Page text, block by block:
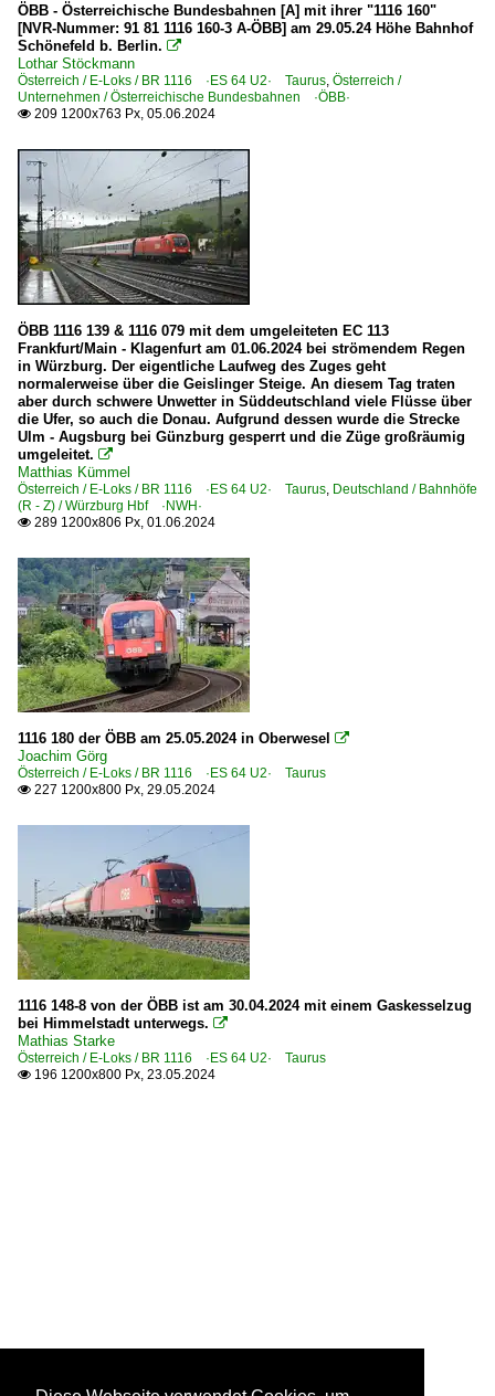
ÖBB - Österreichische Bundesbahnen [A] mit ihrer "1116 160"
[NVR-Nummer: 91 81 1116 160-3 A-ÖBB] am 29.05.24 Höhe Bahnhof
Schönefeld b. Berlin. 
Lothar Stöckmann
Österreich / E-Loks / BR 1116 ·ES 64 U2· Taurus Österreich /
Unternehmen / Österreichische Bundesbahnen ·ÖBB·
 209 1200x763 Px, 05.06.2024
ÖBB 1116 139 & 1116 079 mit dem umgeleiteten EC 113
Frankfurt/Main - Klagenfurt am 01.06.2024 bei strömendem Regen
in Würzburg. Der eigentliche Laufweg des Zuges geht
normalerweise über die Geislinger Steige. An diesem Tag traten
aber durch schwere Unwetter in Süddeutschland viele Flüsse über
die Ufer, so auch die Donau. Aufgrund dessen wurde die Strecke
Ulm - Augsburg bei Günzburg gesperrt und die Züge großräumig
umgeleitet. 
Matthias Kümmel
Österreich / E-Loks / BR 1116 ·ES 64 U2· Taurus Deutschland / Bahnhöfe
(R - Z) / Würzburg Hbf ·NWH·
 289 1200x806 Px, 01.06.2024
1116 180 der ÖBB am 25.05.2024 in Oberwesel 
Joachim Görg
Österreich / E-Loks / BR 1116 ·ES 64 U2· Taurus
 227 1200x800 Px, 29.05.2024
1116 148-8 von der ÖBB ist am 30.04.2024 mit einem Gaskesselzug
bei Himmelstadt unterwegs. 
Mathias Starke
Österreich / E-Loks / BR 1116 ·ES 64 U2· Taurus
 196 1200x800 Px, 23.05.2024